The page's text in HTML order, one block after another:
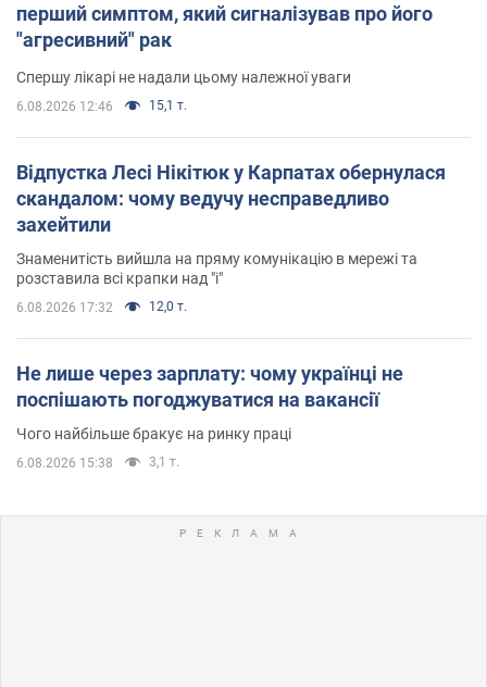
перший симптом, який сигналізував про його
"агресивний" рак
Спершу лікарі не надали цьому належної уваги
6.08.2026 12:46 15,1 т.
Відпустка Лесі Нікітюк у Карпатах обернулася
скандалом: чому ведучу несправедливо
захейтили
Знаменитість вийшла на пряму комунікацію в мережі та
розставила всі крапки над "і"
6.08.2026 17:32 12,0 т.
Не лише через зарплату: чому українці не
поспішають погоджуватися на вакансії
Чого найбільше бракує на ринку праці
6.08.2026 15:38 3,1 т.